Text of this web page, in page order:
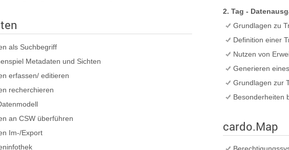
als Suchbegriff
Metadaten und Sichten
erfassen/ editieren
recherchieren
an CSW überführen
Im-/Export
2. Tag -
Grundlagen zu
Definition einer
Nutzen von
Generieren
Grundlagen zur
Besonderheiten
cardo.Map